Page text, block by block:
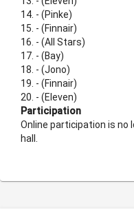
14. - (Pinke)
15. - (Finnair)
16. - (All Stars)
17. - (Bay)
18. - (Jono)
19. - (Finnair)
20. - (Eleven)
Participation
Online participation is no
hall.